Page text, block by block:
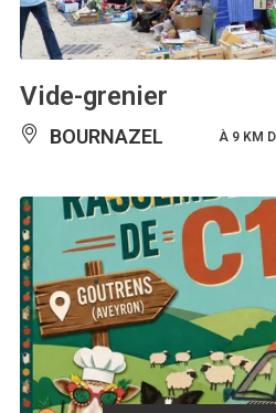
Vide-grenier
BOURNAZEL À 9 KM